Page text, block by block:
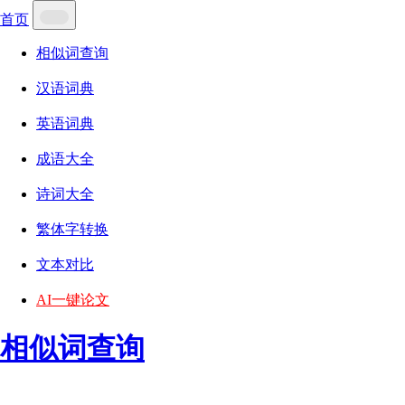
首页
相似词查询
汉语词典
英语词典
成语大全
诗词大全
繁体字转换
文本对比
AI一键论文
相似词查询